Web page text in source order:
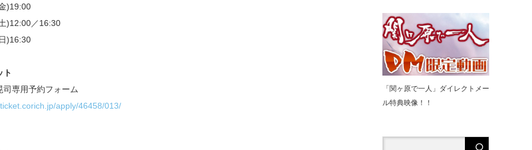
)19:00
)12:00／16:30
)16:30
ト
司専用予約フォーム
apply/46458/013/
「関ヶ原で⼀⼈」ダイレクトメー
ル特典映像！！